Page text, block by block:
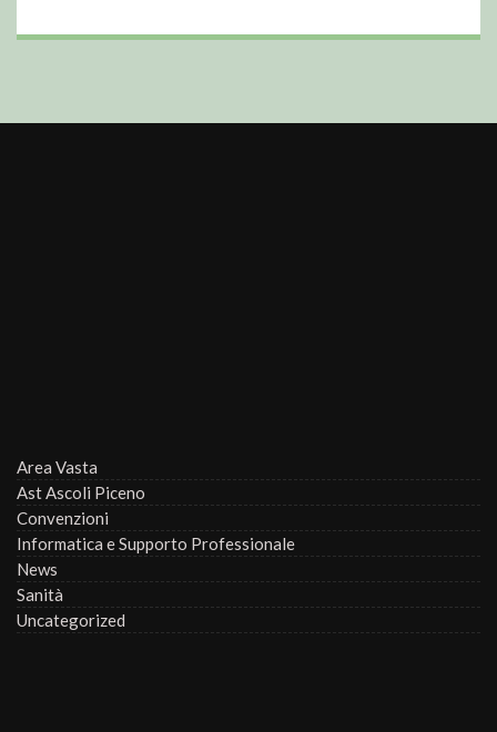
Area Vasta
Ast Ascoli Piceno
Convenzioni
Informatica e Supporto Professionale
News
Sanità
Uncategorized